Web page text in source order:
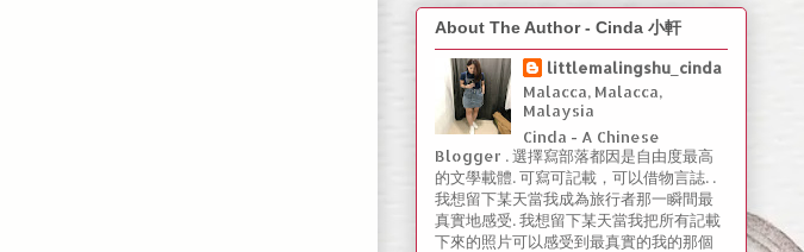
About The Author - Cinda 小軒
littlemalingshu_cinda
Malacca, Malacca,
Malaysia
Cinda - A Chinese
Blogger . 選擇寫部落都因是自由度最高
的文學載體. 可寫可記載，可以借物言誌. .
我想留下某天當我成為旅行者那一瞬間最
真實地感受. 我想留下某天當我把所有記載
下來的照片可以感受到最真實的我的那個